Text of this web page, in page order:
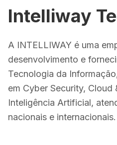
Intelliway
A INTELLIWAY é uma
desenvolvimento e
Tecnologia da
em Cyber Security, Cloud
Inteligência Artificial,
nacionais e internacionais.